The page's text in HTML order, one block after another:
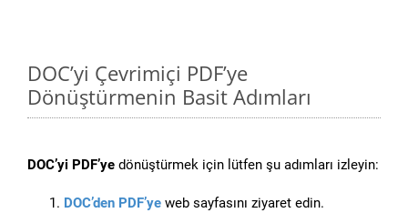
DOC’yi Çevrimiçi PDF’ye
Dönüştürmenin Basit Adımları
DOC’yi PDF’ye dönüştürmek için lütfen şu adımları izleyin:
DOC’den PDF’ye web sayfasını ziyaret edin.